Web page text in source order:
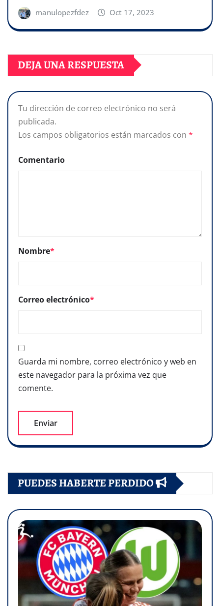
manulopezfdez Oct 17, 2023
DEJA UNA RESPUESTA
Tu dirección de correo electrónico no será
publicada.
Los campos obligatorios están marcados con *
Comentario
Nombre*
Correo electrónico*
Guarda mi nombre, correo electrónico y web en
este navegador para la próxima vez que
comente.
PUEDES HABERTE PERDIDO